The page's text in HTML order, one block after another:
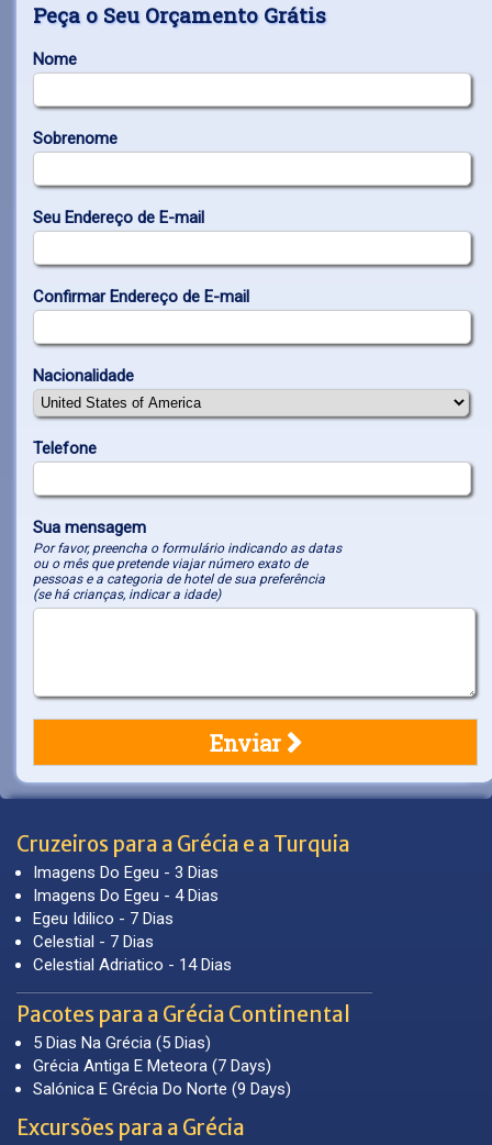
Peça o Seu Orçamento Grátis
Nome
Sobrenome
Seu Endereço de E-mail
Confirmar Endereço de E-mail
Nacionalidade
Telefone
Sua mensagem
Por favor, preencha o formulário indicando as datas
ou o mês que pretende viajar número exato de
pessoas e a categoria de hotel de sua preferência
(se há crianças, indicar a idade)
Cruzeiros para a Grécia e a Turquia
Imagens Do Egeu - 3 Dias
Imagens Do Egeu - 4 Dias
Egeu Idilico - 7 Dias
Celestial - 7 Dias
Celestial Adriatico - 14 Dias
Pacotes para a Grécia Continental
5 Dias Na Grécia (5 Dias)
Grécia Antiga E Meteora (7 Days)
Salónica E Grécia Do Norte (9 Days)
Excursões para a Grécia